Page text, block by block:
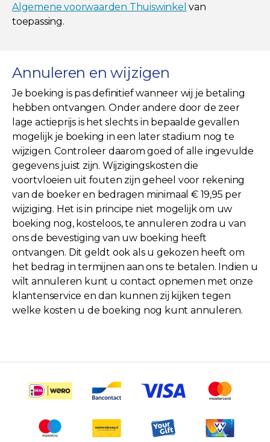
Algemene voorwaarden Thuiswinkel van
toepassing.
Annuleren en wijzigen
Je boeking is pas definitief wanneer wij je betaling
hebben ontvangen. Onder andere door de zeer
lage actieprijs is het slechts in bepaalde gevallen
mogelijk je boeking in een later stadium nog te
wijzigen. Controleer daarom goed of alle ingevulde
gegevens juist zijn. Wijzigingskosten die
voortvloeien uit fouten zijn geheel voor rekening
van de boeker en bedragen minimaal € 19,95 per
wijziging. Het is in principe niet mogelijk om uw
boeking nog, kosteloos, te annuleren zodra u van
ons de bevestiging van uw boeking heeft
ontvangen. Dit geldt ook als u gekozen heeft om
het bedrag in termijnen aan ons te betalen. Indien u
wilt annuleren kunt u contact opnemen met onze
klantenservice en dan kunnen zij kijken tegen
welke kosten u de boeking nog kunt annuleren.